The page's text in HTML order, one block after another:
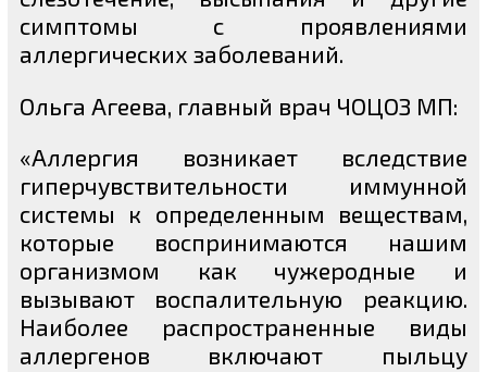
симптомы с проявлениями
аллергических заболеваний.
Ольга Агеева, главный врач ЧОЦОЗ МП:
«Аллергия возникает вследствие
гиперчувствительности иммунной
системы к определенным веществам,
которые воспринимаются нашим
организмом как чужеродные и
вызывают воспалительную реакцию.
Наиболее распространенные виды
аллергенов включают пыльцу